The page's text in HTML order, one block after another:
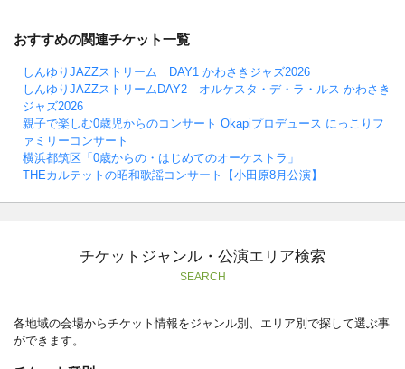
おすすめの関連チケット一覧
しんゆりJAZZストリーム DAY1 かわさきジャズ2026
しんゆりJAZZストリームDAY2 オルケスタ・デ・ラ・ルス かわさき
ジャズ2026
親子で楽しむ0歳児からのコンサート Okapiプロデュース にっこりフ
ァミリーコンサート
横浜都筑区「0歳からの・はじめてのオーケストラ」
THEカルテットの昭和歌謡コンサート【小田原8月公演】
チケットジャンル・公演エリア検索
SEARCH
各地域の会場からチケット情報をジャンル別、エリア別で探して選ぶ事
ができます。